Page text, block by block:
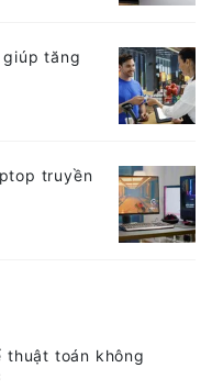
tăng
truyền
thuật toán không